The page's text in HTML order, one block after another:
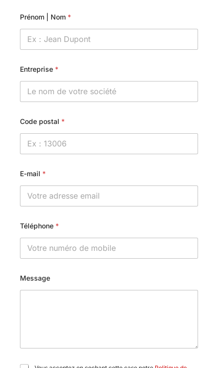
Prénom | Nom *
Entreprise *
Code postal *
E-mail *
Téléphone *
Message